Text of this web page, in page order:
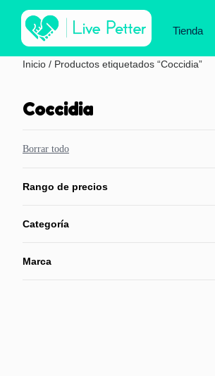
Tienda
Inicio / Productos etiquetados “Coccidia”
Coccidia
Borrar todo
Rango de precios
Categoría
Marca